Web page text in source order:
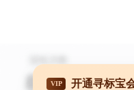
VIP 开通寻标宝